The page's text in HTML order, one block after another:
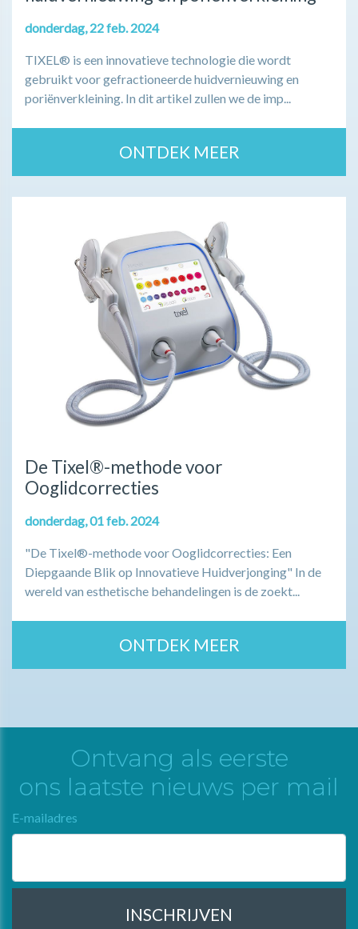
donderdag, 22 feb. 2024
TIXEL® is een innovatieve technologie die wordt
gebruikt voor gefractioneerde huidvernieuwing en
poriënverkleining. In dit artikel zullen we de imp...
ONTDEK MEER
De Tixel®-methode voor
Ooglidcorrecties
donderdag, 01 feb. 2024
"De Tixel®-methode voor Ooglidcorrecties: Een
Diepgaande Blik op Innovatieve Huidverjonging" In de
wereld van esthetische behandelingen is de zoekt...
ONTDEK MEER
Ontvang als eerste
ons laatste nieuws per mail
E-mailadres